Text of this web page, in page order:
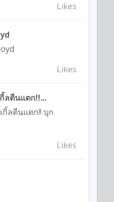
Likes
Likes
ลตีนแตก!!...
Likes